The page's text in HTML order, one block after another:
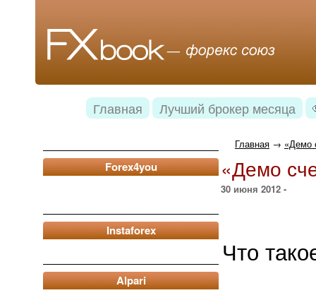
Главная Лучший брокер месяца
Forex4you
Instaforex
Alpari
Главная → «Демо
«Демо
30 июня 2012 -
Что